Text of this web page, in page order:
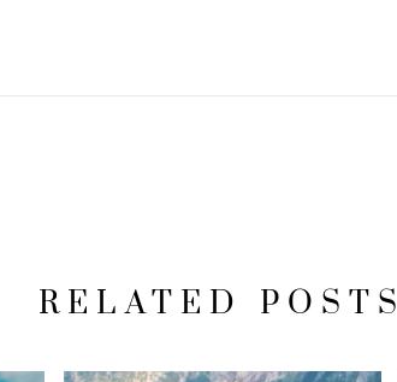
RELATED POSTS